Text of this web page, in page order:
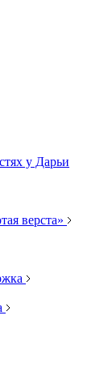
у Дарьи
верста»